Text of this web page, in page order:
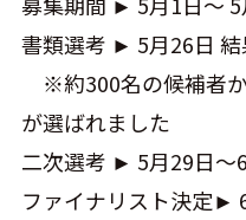
書類選考 ► 5月26日 結
※約300名の候補者
が選ばれました
二次選考 ► 5月29日〜
ファイナリスト決定►